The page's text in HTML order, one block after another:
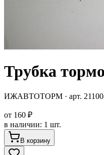
Трубка
ИЖАВТОТОРМ · арт.
от 160 ₽
в наличии: 1 шт.
В корзину